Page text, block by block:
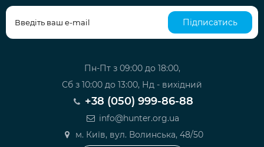
Підписатись
Пн-Пт з 09:00 до 18:00,
Сб з 10:00 до 13:00, Нд - вихідний
+38 (050) 999-86-88
info@hunter.org.ua
м. Київ, вул. Волинська, 48/50